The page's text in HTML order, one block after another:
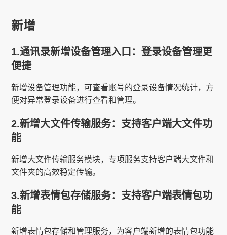
新增
1.通讯录新增设备管理入口：登录设备管理更
便捷
新增设备管理功能，可查看账号的登录设备情况统计，方
便对异常登录设备进行查看和管理。
2.新增大文件传输服务：支持客户端大文件功
能
新增大文件传输服务模块，专项服务支持客户端大文件和
文件夹的高效稳定传输。
3.新增表情包存储服务：支持客户端表情包功
能
新增表情包存储和管理服务，为客户端新增的表情包功能